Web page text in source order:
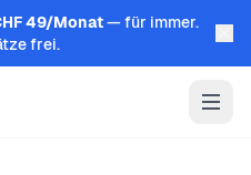
49/Monat— für immer.
frei.